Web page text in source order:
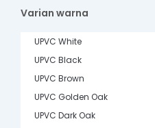
Varian warna
UPVC White
UPVC Black
UPVC Brown
UPVC Golden Oak
UPVC Dark Oak